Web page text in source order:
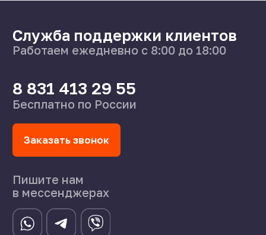
Нижний Новгород,
ул Федосеенко, 57
8 831 413 29 55
Калькуляторы
Доставка
Производство
Каталог